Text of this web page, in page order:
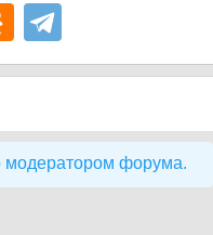
модератором форума.